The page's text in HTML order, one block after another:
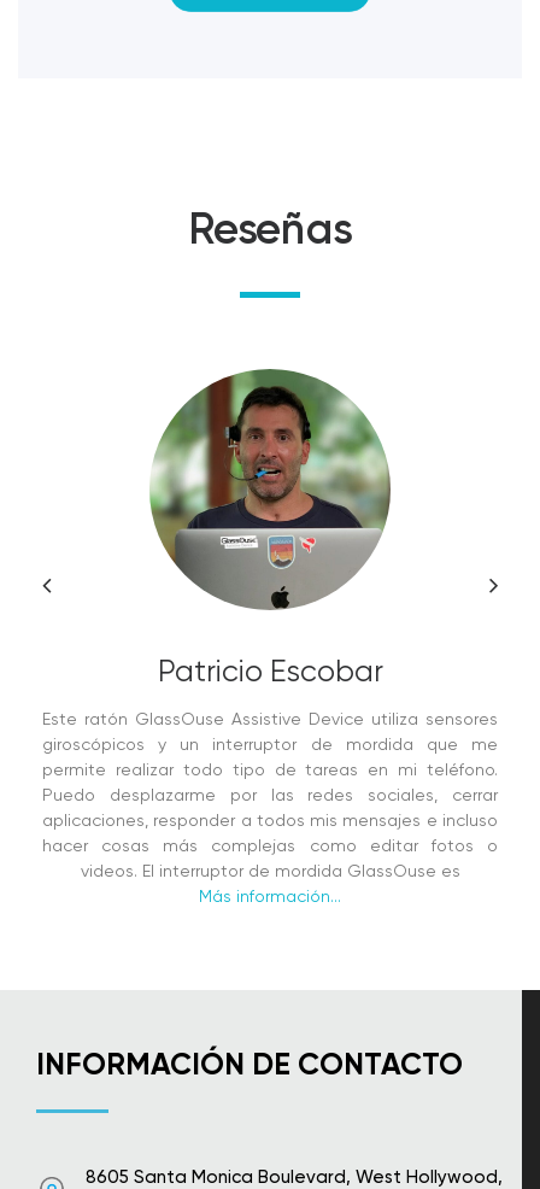
Reseñas
Patricio Escobar
Este ratón GlassOuse Assistive Device utiliza sensores
giroscópicos y un interruptor de mordida que me
permite realizar todo tipo de tareas en mi teléfono.
Puedo desplazarme por las redes sociales, cerrar
aplicaciones, responder a todos mis mensajes e incluso
hacer cosas más complejas como editar fotos o
videos. El interruptor de mordida GlassOuse es
Más información...
INFORMACIÓN DE CONTACTO
8605 Santa Monica Boulevard, West Hollywood,